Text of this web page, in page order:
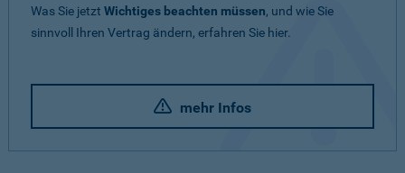
Was Sie jetzt Wichtiges beachten müssen, und wie Sie
sinnvoll Ihren Vertrag ändern, erfahren Sie hier.
mehr Infos